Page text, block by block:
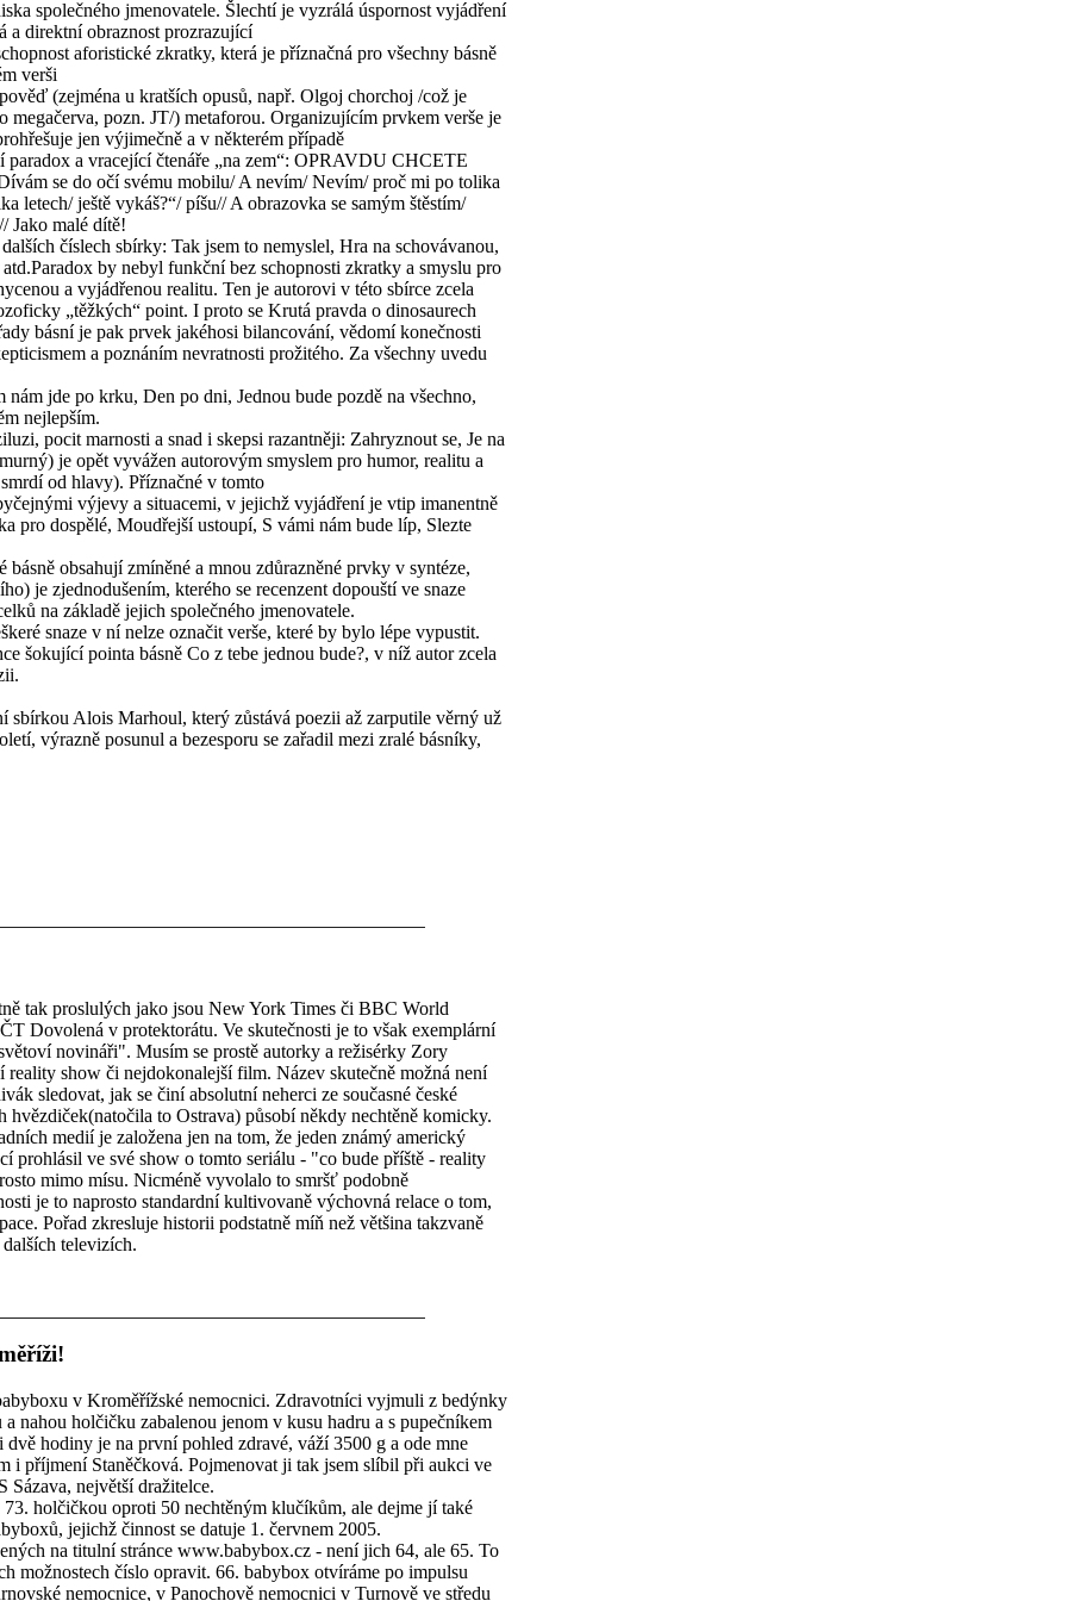
společného jmenovatele. Šlechtí je vyzrálá úspornost vyjádření
a direktní obraznost prozrazující
aforistické zkratky, která je příznačná pro všechny básně
verši
(zejména u kratších opusů, např. Olgoj chorchoj /což je
megačerva, pozn. JT/) metaforou. Organizujícím prvkem verše je
jen výjimečně a v některém případě
paradox a vracející čtenáře „na zem“: OPRAVDU CHCETE
se do očí svému mobilu/ A nevím/ Nevím/ proč mi po tolika
letech/ ještě vykáš?“/ píšu// A obrazovka se samým štěstím/
Jako malé dítě!
číslech sbírky: Tak jsem to nemyslel, Hra na schovávanou,
by nebyl funkční bez schopnosti zkratky a smyslu pro
a vyjádřenou realitu. Ten je autorovi v této sbírce zcela
„těžkých“ point. I proto se Krutá pravda o dinosaurech
básní je pak prvek jakéhosi bilancování, vědomí konečnosti
a poznáním nevratnosti prožitého. Za všechny uvedu
jde po krku, Den po dni, Jednou bude pozdě na všechno,
nejlepším.
pocit marnosti a snad i skepsi razantněji: Zahryznout se, Je na
je opět vyvážen autorovým smyslem pro humor, realitu a
od hlavy). Příznačné v tomto
výjevy a situacemi, v jejichž vyjádření je vtip imanentně
pro dospělé, Moudřejší ustoupí, S vámi nám bude líp, Slezte
básně obsahují zmíněné a mnou zdůrazněné prvky v syntéze,
je zjednodušením, kterého se recenzent dopouští ve snaze
na základě jejich společného jmenovatele.
snaze v ní nelze označit verše, které by bylo lépe vypustit.
šokující pointa básně Co z tebe jednou bude?, v níž autor zcela
sbírkou Alois Marhoul, který zůstává poezii až zarputile věrný už
výrazně posunul a bezesporu se zařadil mezi zralé básníky,
tak proslulých jako jsou New York Times či BBC World
Dovolená v protektorátu. Ve skutečnosti je to však exemplární
novináři". Musím se prostě autorky a režisérky Zory
reality show či nejdokonalejší film. Název skutečně možná není
sledovat, jak se činí absolutní neherci ze současné české
to Ostrava) působí někdy nechtěně komicky.
medií je založena jen na tom, že jeden známý americký
prohlásil ve své show o tomto seriálu - "co bude příště - reality
mimo mísu. Nicméně vyvolalo to smršť podobně
je to naprosto standardní kultivovaně výchovná relace o tom,
Pořad zkresluje historii podstatně míň než většina takzvaně
televizích.
v Kroměřížské nemocnici. Zdravotníci vyjmuli z bedýnky
nahou holčičku zabalenou jenom v kusu hadru a s pupečníkem
dvě hodiny je na první pohled zdravé, váží 3500 g a ode mne
i příjmení Staněčková. Pojmenovat ji tak jsem slíbil při aukci ve
největší dražitelce.
holčičkou oproti 50 nechtěným klučíkům, ale dejme jí také
jejichž činnost se datuje 1. červnem 2005.
na titulní stránce www.babybox.cz - není jich 64, ale 65. To
možnostech číslo opravit. 66. babybox otvíráme po impulsu
nemocnice, v Panochově nemocnici v Turnově ve středu